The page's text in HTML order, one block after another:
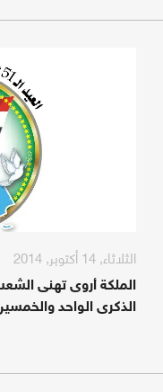
الثلاثاء, 14 أكتوبر, 2014
الملكة أروى تهنى
الذكرى الواحد والخمسين لثورة